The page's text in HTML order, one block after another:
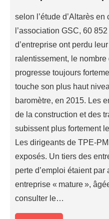
selon l’étude d’Altarès
l’association GSC, 60
d’entreprise ont perdu
ralentissement, le nombre
progresse toujours
touche son plus haut
baromètre, en 2015. Les
de la construction et des
subissent plus fortement
Les dirigeants de TPE-
exposés. Un tiers des
perte d’emploi étaient par
entreprise « mature »,
consulter le…